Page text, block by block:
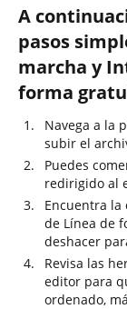
A
pasos
marcha y
forma
Navega a la
subir el
Puedes
redirigido al
Encuentra la
de Línea de
deshacer
Revisa las
editor para
ordenado,